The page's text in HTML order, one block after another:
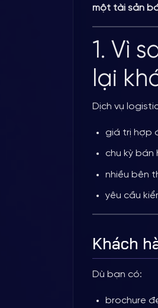
một tài sản
1. Vì
lại
Dịch vụ
giá trị hợp
chu kỳ bán
nhiều bên
yêu cầu
Khách
Dù bạn có:
brochure